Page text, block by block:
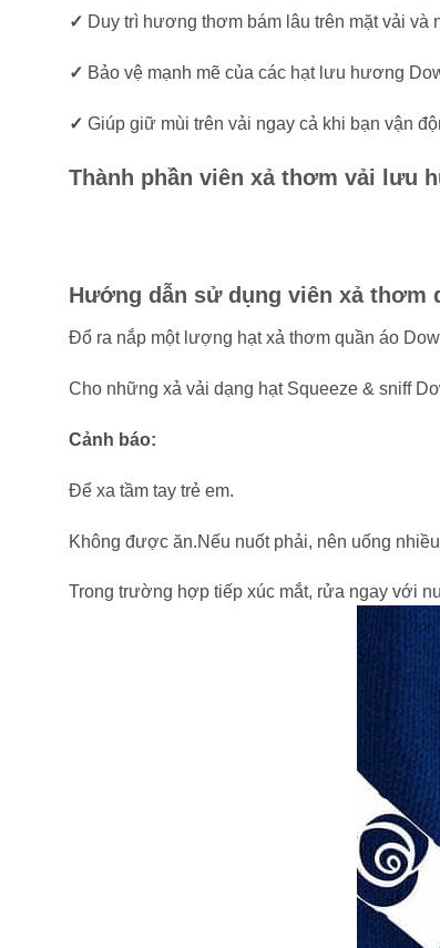
✓ Duy trì hương thơm bám lâu trên mặt vải
✓ Bảo vệ mạnh mẽ của các hạt lưu hương
✓ Giúp giữ mùi trên vải ngay cả khi bạn vận
Thành phần viên xả thơm vải lưu
Hướng dẫn sử dụng viên xả thơm
Đổ ra nắp một lượng hạt xả thơm quần áo
Cho những xả vải dạng hạt Squeeze & sniff
Cảnh báo:
Để xa tầm tay trẻ em.
Không được ăn.Nếu nuốt phải, nên uống
Trong trường hợp tiếp xúc mắt, rửa ngay với